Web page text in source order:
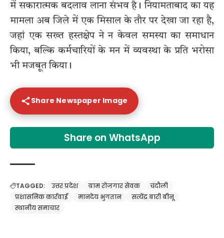
में सकारात्मक बदलाव लाना संभव है। नियामताबाद का यह
मामला अब जिले में एक मिसाल के तौर पर देखा जा रहा है,
जहां एक सख्त हस्तक्षेप ने न केवल समस्या का समाधान
किया, बल्कि कर्मचारियों के मन में व्यवस्था के प्रति भरोसा
भी मजबूत किया।
Share Newspaper Image
Share on WhatsApp
TAGGED: उत्तर प्रदेश ग्राम रोजगार सेवक
चंदौली
प्रशासनिक कार्रवाई
मानदेय भुगतान
सत्येंद्र बारी बीनू
स्थानीय समाचार